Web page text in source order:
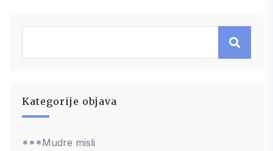
Kategorije objava
***Mudre misli